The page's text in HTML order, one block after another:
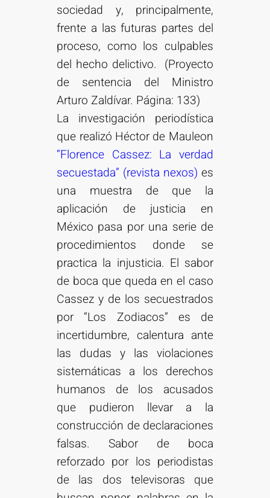
sociedad y, principalmente,
frente a las futuras partes del
proceso, como los culpables
del hecho delictivo. (Proyecto
de sentencia del Ministro
Arturo Zaldívar. Página: 133)
La investigación periodística
que realizó Héctor de Mauleon
“Florence Cassez: La verdad
secuestada” (revista nexos) es
una muestra de que la
aplicación de justicia en
México pasa por una serie de
procedimientos donde se
practica la injusticia. El sabor
de boca que queda en el caso
Cassez y de los secuestrados
por “Los Zodiacos” es de
incertidumbre, calentura ante
las dudas y las violaciones
sistemáticas a los derechos
humanos de los acusados
que pudieron llevar a la
construcción de declaraciones
falsas. Sabor de boca
reforzado por los periodistas
de las dos televisoras que